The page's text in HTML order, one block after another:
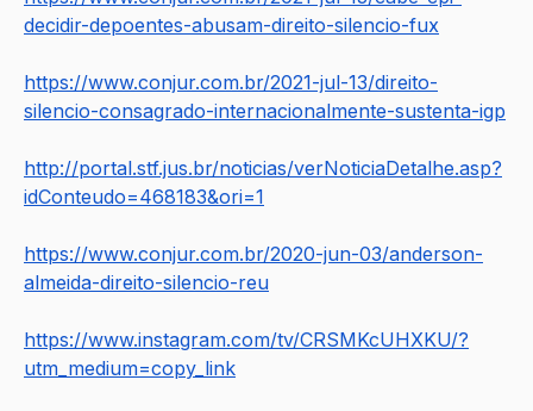
decidir-depoentes-abusam-direito-silencio-fux
https://www.conjur.com.br/2021-jul-13/direito-
silencio-consagrado-internacionalmente-sustenta-igp
http://portal.stf.jus.br/noticias/verNoticiaDetalhe.asp?
idConteudo=468183&ori=1
https://www.conjur.com.br/2020-jun-03/anderson-
almeida-direito-silencio-reu
https://www.instagram.com/tv/CRSMKcUHXKU/?
utm_medium=copy_link